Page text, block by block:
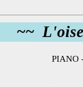
~~
PIANO